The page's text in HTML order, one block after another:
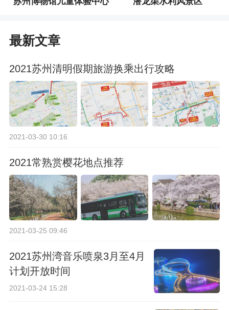
最新文章
2021苏州清明假期旅游换乘出行攻略
2021-03-30 10:16
2021常熟赏樱花地点推荐
2021-03-25 09:46
2021苏州湾音乐喷泉3月至4月
计划开放时间
2021-03-24 15:28